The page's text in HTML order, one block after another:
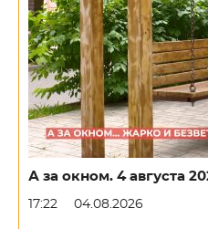
А за окном. 4 августа
17:22 04.08.2026